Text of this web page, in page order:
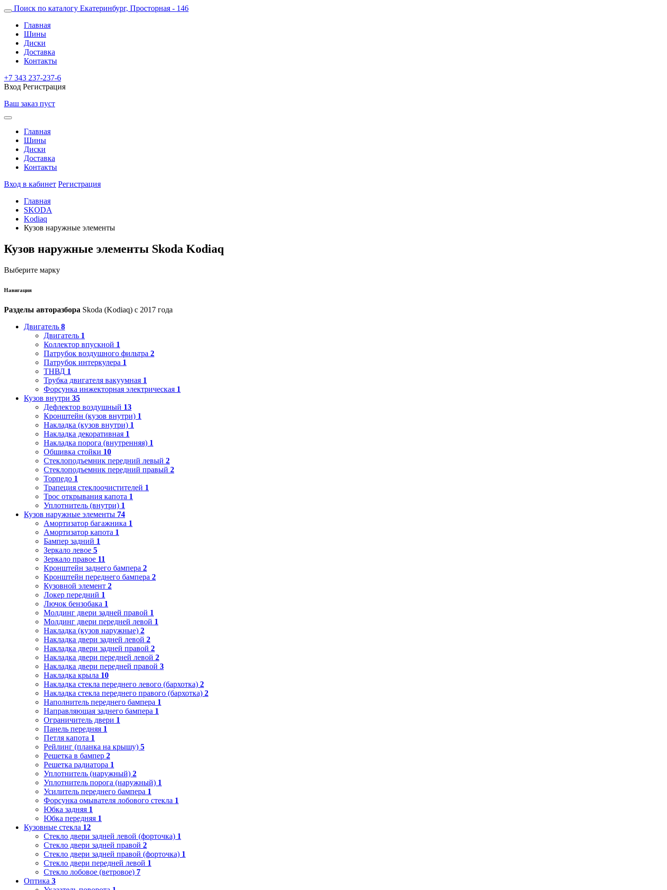
Поиск по каталогу Екатеринбург, Просторная - 146
Главная
Шины
Диски
Доставка
Контакты
+7 343 237-237-6
Вход Регистрация
Ваш заказ пуст
Главная
Шины
Диски
Доставка
Контакты
Вход в кабинет Регистрация
Главная
SKODA
Kodiaq
Кузов наружные элементы
Кузов наружные элементы Skoda Kodiaq
Выберите марку
Навигация
Разделы авторазбора Skoda (Kodiaq) с 2017 года
Двигатель 8
Двигатель 1
Коллектор впускной 1
Патрубок воздушного фильтра 2
Патрубок интеркулера 1
ТНВД 1
Трубка двигателя вакуумная 1
Форсунка инжекторная электрическая 1
Кузов внутри 35
Дефлектор воздушный 13
Кронштейн (кузов внутри) 1
Накладка (кузов внутри) 1
Накладка декоративная 1
Накладка порога (внутренняя) 1
Обшивка стойки 10
Стеклоподъемник передний левый 2
Стеклоподъемник передний правый 2
Торпедо 1
Трапеция стеклоочистителей 1
Трос открывания капота 1
Уплотнитель (внутри) 1
Кузов наружные элементы 74
Амортизатор багажника 1
Амортизатор капота 1
Бампер задний 1
Зеркало левое 5
Зеркало правое 11
Кронштейн заднего бампера 2
Кронштейн переднего бампера 2
Кузовной элемент 2
Локер передний 1
Лючок бензобака 1
Молдинг двери задней правой 1
Молдинг двери передней левой 1
Накладка (кузов наружные) 2
Накладка двери задней левой 2
Накладка двери задней правой 2
Накладка двери передней левой 2
Накладка двери передней правой 3
Накладка крыла 10
Накладка стекла переднего левого (бархотка) 2
Накладка стекла переднего правого (бархотка) 2
Наполнитель переднего бампера 1
Направляющая заднего бампера 1
Ограничитель двери 1
Панель передняя 1
Петля капота 1
Рейлинг (планка на крышу) 5
Решетка в бампер 2
Решетка радиатора 1
Уплотнитель (наружный) 2
Уплотнитель порога (наружный) 1
Усилитель переднего бампера 1
Форсунка омывателя лобового стекла 1
Юбка задняя 1
Юбка передняя 1
Кузовные стекла 12
Стекло двери задней левой (форточка) 1
Стекло двери задней правой 2
Стекло двери задней правой (форточка) 1
Стекло двери передней левой 1
Стекло лобовое (ветровое) 7
Оптика 3